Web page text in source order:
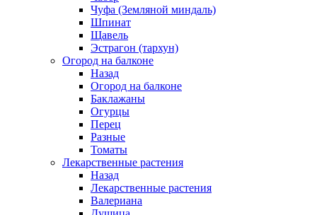
Чуфа (Земляной миндаль)
Шпинат
Щавель
Эстрагон (тархун)
Огород на балконе
Назад
Огород на балконе
Баклажаны
Огурцы
Перец
Разные
Томаты
Лекарственные растения
Назад
Лекарственные растения
Валериана